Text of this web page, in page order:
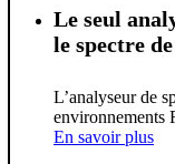
Le seul
le spectre
L’analyseur de
environnements
En savoir plus